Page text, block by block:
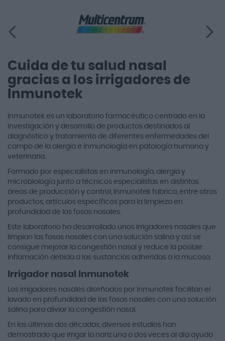
Cuida de tu salud nasal
gracias a los irrigadores de
Inmunotek
Inmunotek es un laboratorio farmacéutico centrado en la
investigación y desarrollo de productos destinados al
diagnóstico y tratamiento de diferentes enfermedades del
campo de la alergia e inmunología en patología humana y
veterinaria.
Formado por especialistas en inmunología, alergia y
microbiología junto a técnicos especialistas en distintas
áreas de producción y control, Inmunotek fabrica, entre otros
productos, artículos específicos para la limpieza en
profundidad de las fosas nasales.
Este laboratorio ha desarrollado unos irrigadores nasales que
limpian las fosas nasales con una solución salina y así se
consigue mejorar la congestión nasal y reduce la posible
inflamación debida a las sustancias adheridas a la mucosa.
Irrigador nasal Inmunotek
Los irrigadores nasales diseñados por Inmunotek facilitan el
lavado en profundidad de las fosas nasales con una solución
salina para aliviar la congestión nasal.
En las últimas dos décadas, diversos estudios han
demostrado que irrigar la nariz una o dos veces al día ayuda